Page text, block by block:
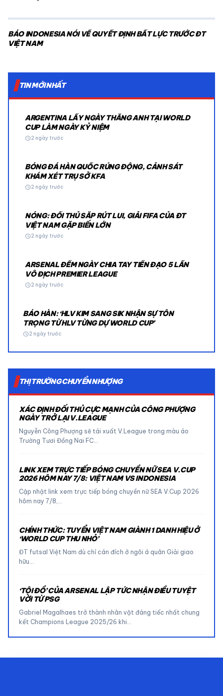
BÁO INDONESIA NÓI VỀ QUYẾT ĐỊNH BẤT LỰC TRƯỚC ĐT
VIỆT NAM
TIN MỚI NHẤT
ARGENTINA LẤY NGÀY THẮNG ANH TẠI WORLD
CUP LÀM NGÀY KỶ NIỆM
schedule2 ngày trước
BÓNG ĐÁ HÀN QUỐC RÚNG ĐỘNG, CẢNH SÁT
KHÁM XÉT TRỤ SỞ KFA
schedule2 ngày trước
NÓNG: ĐỐI THỦ SẮP RÚT LUI, GIẢI FIFA CỦA ĐT
VIỆT NAM GẶP BIẾN LỚN
schedule2 ngày trước
ARSENAL ĐẾM NGÀY CHIA TAY TIỀN ĐẠO 5 LẦN
VÔ ĐỊCH PREMIER LEAGUE
schedule2 ngày trước
BÁO HÀN: ‘HLV KIM SANG SIK NHẬN SỰ TÔN
TRỌNG TỪ HLV TỪNG DỰ WORLD CUP’
schedule2 ngày trước
THỊ TRƯỜNG CHUYỂN NHƯỢNG
XÁC ĐỊNH ĐỐI THỦ CỰC MẠNH CỦA CÔNG PHƯỢNG
NGÀY TRỞ LẠI V.LEAGUE
Nguyễn Công Phượng sẽ tái xuất V.League trong màu áo
Trường Tươi Đồng Nai FC…
LINK XEM TRỰC TIẾP BÓNG CHUYỀN NỮ SEA V.CUP
2026 HÔM NAY 7/8: VIỆT NAM VS INDONESIA
Cập nhật link xem trực tiếp bóng chuyền nữ SEA V.Cup 2026
hôm nay 7/8,…
CHÍNH THỨC: TUYỂN VIỆT NAM GIÀNH 1 DANH HIỆU Ở
‘WORLD CUP THU NHỎ’
ĐT futsal Việt Nam dù chỉ cán đích ở ngôi á quân Giải giao
hữu…
‘TỘI ĐỒ’ CỦA ARSENAL LẬP TỨC NHẬN ĐIỀU TUYỆT
VỜI TỪ PSG
Gabriel Magalhaes trở thành nhân vật đáng tiếc nhất chung
kết Champions League 2025/26 khi…